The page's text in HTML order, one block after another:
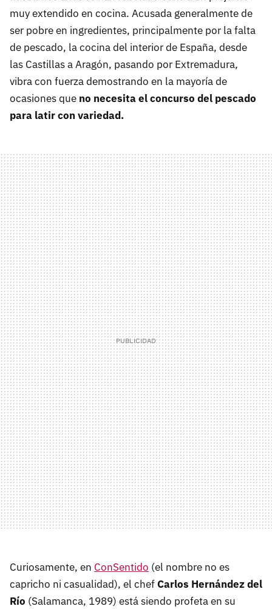
muy extendido en cocina. Acusada generalmente de
ser pobre en ingredientes, principalmente por la falta
de pescado, la cocina del interior de España, desde
las Castillas a Aragón, pasando por Extremadura,
vibra con fuerza demostrando en la mayoría de
ocasiones que no necesita el concurso del pescado
para latir con variedad.
Curiosamente, en ConSentido (el nombre no es
capricho ni casualidad), el chefCarlos Hernández del
Río (Salamanca, 1989) está siendo profeta en su